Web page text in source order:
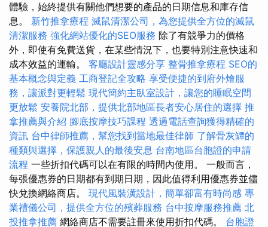
體驗，始終提供有關他們想要的產品的日期信息和庫存信
息。 新竹推拿療程 滅鼠清潔公司，為您提供全方位的滅鼠
清潔服務 強化網站優化的SEO服務 除了有競爭力的價格
外，即使有免費送貨，在某些情況下，也要特別注意快速和
成本效益的運輸。 客廳設計靈感分享 整骨推拿療程 SEO的
基本概念與定義 工商登記全攻略 享受便捷的到府外燴服
務，讓派對更輕鬆 現代簡約主臥室設計，讓您的睡眠空間
更放鬆 安養院北部，提供北部地區長者安心居住的選擇 推
拿推薦與介紹 腳底按摩技巧課程 透過電話查詢獲得精確的
資訊 台中律師推薦，幫您找到當地最佳律師 了解骨灰罈的
種類與選擇，保護親人的最後安息 台南地區台胞證的申請
流程 一些折扣代碼可以在有限的時間內使用。 一般而言，
每張優惠券的日期都有到期日期，因此值得利用優惠券並儘
快兌換網絡商店。 現代風裝潢設計，簡單卻富有時尚感 專
業禮儀公司，提供全方位的殯葬服務 台中按摩服務推薦 北
投推拿推薦 網絡商店不需要註冊來使用折扣代碼。 台胞證